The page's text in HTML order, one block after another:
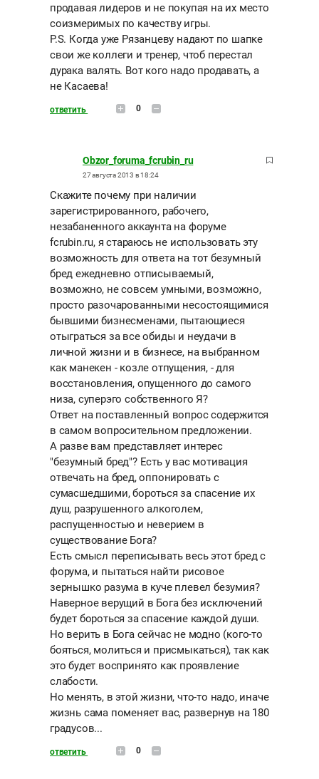
продавая лидеров и не покупая на их место
соизмеримых по качеству игры.
P.S. Когда уже Рязанцеву надают по шапке
свои же коллеги и тренер, чтоб перестал
дурака валять. Вот кого надо продавать, а
не Касаева!
ответить 0
Obzor_foruma_fcrubin_ru
27 августа 2013 в 18:24
Скажите почему при наличии
зарегистрированного, рабочего,
незабаненного аккаунта на форуме
fcrubin.ru, я стараюсь не использовать эту
возможность для ответа на тот безумный
бред ежедневно отписываемый,
возможно, не совсем умными, возможно,
просто разочарованными несостоящимися
бывшими бизнесменами, пытающиеся
отыграться за все обиды и неудачи в
личной жизни и в бизнесе, на выбранном
как манекен - козле отпущения, - для
восстановления, опущенного до самого
низа, суперэго собственного Я?
Ответ на поставленный вопрос содержится
в самом вопросительном предложении.
А разве вам представляет интерес
"безумный бред"? Есть у вас мотивация
отвечать на бред, оппонировать с
сумасшедшими, бороться за спасение их
душ, разрушенного алкоголем,
распущенностью и неверием в
существование Бога?
Есть смысл переписывать весь этот бред с
форума, и пытаться найти рисовое
зернышко разума в куче плевел безумия?
Наверное верущий в Бога без исключений
будет бороться за спасение каждой души.
Но верить в Бога сейчас не модно (кого-то
бояться, молиться и присмыкаться), так как
это будет воспринято как проявление
слабости.
Но менять, в этой жизни, что-то надо, иначе
жизнь сама поменяет вас, развернув на 180
градусов...
ответить 0